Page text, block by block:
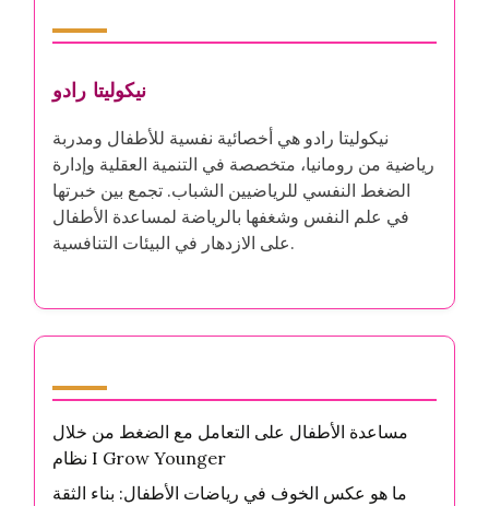
نيكوليتا رادو
نيكوليتا رادو هي أخصائية نفسية للأطفال ومدربة
رياضية من رومانيا، متخصصة في التنمية العقلية وإدارة
الضغط النفسي للرياضيين الشباب. تجمع بين خبرتها
في علم النفس وشغفها بالرياضة لمساعدة الأطفال
على الازدهار في البيئات التنافسية.
مساعدة الأطفال على التعامل مع الضغط من خلال
نظام I Grow Younger
ما هو عكس الخوف في رياضات الأطفال: بناء الثقة